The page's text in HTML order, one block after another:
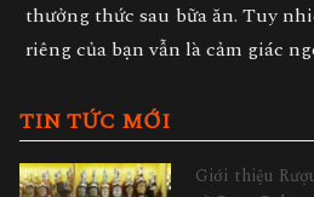
thưởng thức sau bữa ăn. Tuy
riêng của bạn vẫn là cảm giác
TIN TỨC MỚI
Giới thiệu